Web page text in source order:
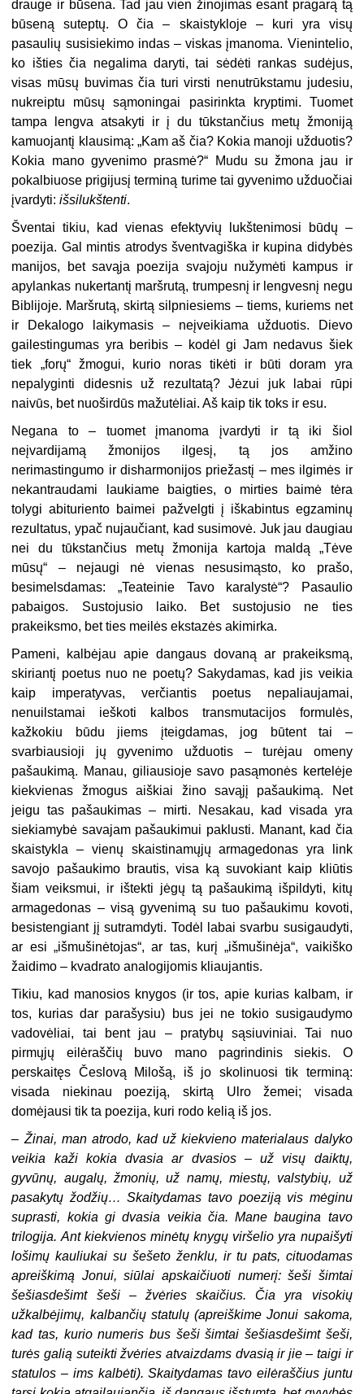
drauge ir būsena. Tad jau vien žinojimas esant pragarą tą
būseną suteptų. O čia – skaistykloje – kuri yra visų
pasaulių susisiekimo indas – viskas įmanoma. Vienintelio,
ko išties čia negalima daryti, tai sėdėti rankas sudėjus,
visas mūsų buvimas čia turi virsti nenutrūkstamu judesiu,
nukreiptu mūsų sąmoningai pasirinkta kryptimi. Tuomet
tampa lengva atsakyti ir į du tūkstančius metų žmoniją
kamuojantį klausimą: „Kam aš čia? Kokia manoji užduotis?
Kokia mano gyvenimo prasmė?“ Mudu su žmona jau ir
pokalbiuose prigijusį terminą turime tai gyvenimo užduočiai
įvardyti:išsilukštenti.
Šventai tikiu, kad vienas efektyvių lukštenimosi būdų –
poezija. Gal mintis atrodys šventvagiška ir kupina didybės
manijos, bet savąja poezija svajoju nužymėti kampus ir
apylankas nukertantį maršrutą, trumpesnį ir lengvesnį negu
Biblijoje. Maršrutą, skirtą silpniesiems – tiems, kuriems net
ir Dekalogo laikymasis – neįveikiama užduotis. Dievo
gailestingumas yra beribis – kodėl gi Jam nedavus šiek
tiek „forų“ žmogui, kurio noras tikėti ir būti doram yra
nepalyginti didesnis už rezultatą? Jėzui juk labai rūpi
naivūs, bet nuoširdūs mažutėliai. Aš kaip tik toks ir esu.
Negana to – tuomet įmanoma įvardyti ir tą iki šiol
neįvardijamą žmonijos ilgesį, tą jos amžino
nerimastingumo ir disharmonijos priežastį – mes ilgimės ir
nekantraudami laukiame baigties, o mirties baimė tėra
tolygi abituriento baimei pažvelgti į iškabintus egzaminų
rezultatus, ypač nujaučiant, kad susimovė. Juk jau daugiau
nei du tūkstančius metų žmonija kartoja maldą „Tėve
mūsų“ – nejaugi nė vienas nesusimąsto, ko prašo,
besimelsdamas: „Teateinie Tavo karalystė“? Pasaulio
pabaigos. Sustojusio laiko. Bet sustojusio ne ties
prakeiksmo, bet ties meilės ekstazės akimirka.
Pameni, kalbėjau apie dangaus dovaną ar prakeiksmą,
skiriantį poetus nuo ne poetų? Sakydamas, kad jis veikia
kaip imperatyvas, verčiantis poetus nepaliaujamai,
nenuilstamai ieškoti kalbos transmutacijos formulės,
kažkokiu būdu jiems įteigdamas, jog būtent tai –
svarbiausioji jų gyvenimo užduotis – turėjau omeny
pašaukimą. Manau, giliausioje savo pasąmonės kertelėje
kiekvienas žmogus aiškiai žino savąjį pašaukimą. Net
jeigu tas pašaukimas – mirti. Nesakau, kad visada yra
siekiamybė savajam pašaukimui paklusti. Manant, kad čia
skaistykla – vienų skaistinamųjų armagedonas yra link
savojo pašaukimo brautis, visa ką suvokiant kaip kliūtis
šiam veiksmui, ir ištekti jėgų tą pašaukimą išpildyti, kitų
armagedonas – visą gyvenimą su tuo pašaukimu kovoti,
besistengiant jį sutramdyti. Todėl labai svarbu susigaudyti,
ar esi „išmušinėtojas“, ar tas, kurį „išmušinėja“, vaikiško
žaidimo – kvadrato analogijomis kliaujantis.
Tikiu, kad manosios knygos (ir tos, apie kurias kalbam, ir
tos, kurias dar parašysiu) bus jei ne tokio susigaudymo
vadovėliai, tai bent jau – pratybų sąsiuviniai. Tai nuo
pirmųjų eilėraščių buvo mano pagrindinis siekis. O
perskaitęs Česlovą Milošą, iš jo skolinuosi tik terminą:
visada niekinau poeziją, skirtą Ulro žemei; visada
domėjausi tik ta poezija, kuri rodo kelią iš jos.
– Žinai, man atrodo, kad už kiekvieno materialaus dalyko
veikia kaži kokia dvasia ar dvasios – už visų daiktų,
gyvūnų, augalų, žmonių, už namų, miestų, valstybių, už
pasakytų žodžių… Skaitydamas tavo poeziją vis mėginu
suprasti, kokia gi dvasia veikia čia. Mane baugina tavo
trilogija. Ant kiekvienos minėtų knygų viršelio yra nupaišyti
lošimų kauliukai su šešeto ženklu, ir tu pats, cituodamas
apreiškimą Jonui, siūlai apskaičiuoti numerį: šeši šimtai
šešiasdešimt šeši – žvėries skaičius. Čia yra visokių
užkalbėjimų, kalbančių statulų (apreiškime Jonui sakoma,
kad tas, kurio numeris bus šeši šimtai šešiasdešimt šeši,
turės galią suteikti žvėries atvaizdams dvasią ir jie – taigi ir
statulos – ims kalbėti). Skaitydamas tavo eilėraščius juntu